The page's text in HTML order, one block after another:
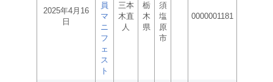
2025年4月16
日
員
マ
ニ
フ
ェ
ス
ト
三本
木直
人
栃
木
県
須
塩
原
市
0000001181